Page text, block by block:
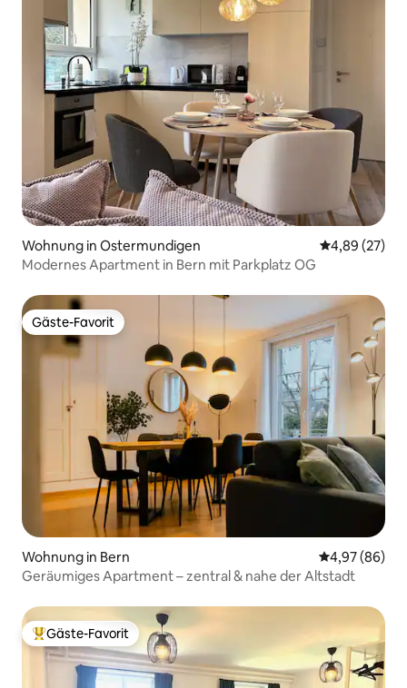
Wohnung in Ostermundigen
4,89 (27)
Modernes Apartment in Bern mit Parkplatz OG
Gäste-Favorit
Gäste-Favorit
Wohnung in Bern
4,97 (86)
Geräumiges Apartment – zentral & nahe der Altstadt
Beliebter Gäste-Favorit.
Gäste-Favorit